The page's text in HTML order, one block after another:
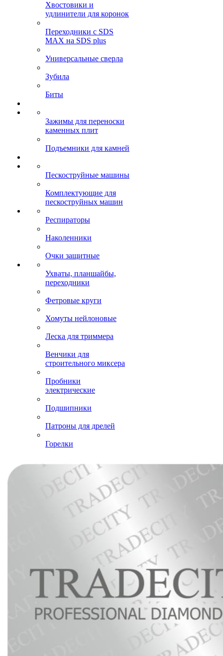
Хвостовики и
удлинители для коронок
Переходники с SDS
MAX на SDS plus
Универсальные сверла
Зубила
Биты
Зажимы для переноски
каменных плит
Подъемники для камней
Пескоструйные машины
Комплектующие для
пескоструйных машин
Респираторы
Наколенники
Очки защитные
Ухваты, планшайбы,
переходники
Фетровые круги
Хомуты нейлоновые
Леска для триммера
Венчики для
строительного миксера
Пробники
электрические
Подшипники
Патроны для дрелей
Горелки